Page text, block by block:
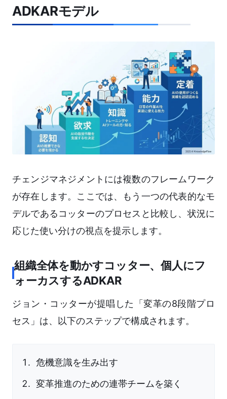
ADKARモデル
チェンジマネジメントには複数のフレームワーク
が存在します。ここでは、もう一つの代表的なモ
デルであるコッターのプロセスと比較し、状況に
応じた使い分けの視点を提示します。
組織全体を動かすコッター、個人にフ
ォーカスするADKAR
ジョン・コッターが提唱した「変革の8段階プロ
セス」は、以下のステップで構成されます。
危機意識を生み出す
変革推進のための連帯チームを築く